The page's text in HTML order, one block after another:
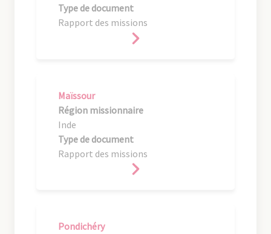
Type de document
Rapport des missions
Maïssour
Région missionnaire
Inde
Type de document
Rapport des missions
Pondichéry